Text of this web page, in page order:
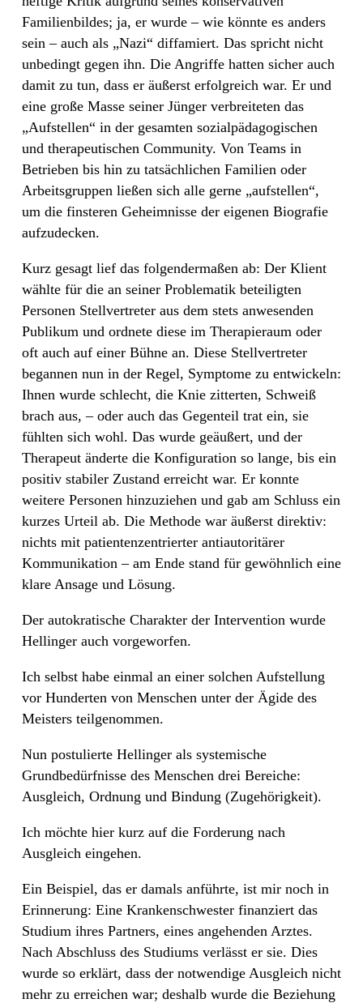
Familienbildes; ja, er wurde – wie könnte es anders
sein – auch als „Nazi“ diffamiert. Das spricht nicht
unbedingt gegen ihn. Die Angriffe hatten sicher auch
damit zu tun, dass er äußerst erfolgreich war. Er und
eine große Masse seiner Jünger verbreiteten das
„Aufstellen“ in der gesamten sozialpädagogischen
und therapeutischen Community. Von Teams in
Betrieben bis hin zu tatsächlichen Familien oder
Arbeitsgruppen ließen sich alle gerne „aufstellen“,
um die finsteren Geheimnisse der eigenen Biografie
aufzudecken.
Kurz gesagt lief das folgendermaßen ab: Der Klient
wählte für die an seiner Problematik beteiligten
Personen Stellvertreter aus dem stets anwesenden
Publikum und ordnete diese im Therapieraum oder
oft auch auf einer Bühne an. Diese Stellvertreter
begannen nun in der Regel, Symptome zu entwickeln:
Ihnen wurde schlecht, die Knie zitterten, Schweiß
brach aus, – oder auch das Gegenteil trat ein, sie
fühlten sich wohl. Das wurde geäußert, und der
Therapeut änderte die Konfiguration so lange, bis ein
positiv stabiler Zustand erreicht war. Er konnte
weitere Personen hinzuziehen und gab am Schluss ein
kurzes Urteil ab. Die Methode war äußerst direktiv:
nichts mit patientenzentrierter antiautoritärer
Kommunikation – am Ende stand für gewöhnlich eine
klare Ansage und Lösung.
Der autokratische Charakter der Intervention wurde
Hellinger auch vorgeworfen.
Ich selbst habe einmal an einer solchen Aufstellung
vor Hunderten von Menschen unter der Ägide des
Meisters teilgenommen.
Nun postulierte Hellinger als systemische
Grundbedürfnisse des Menschen drei Bereiche:
Ausgleich, Ordnung und Bindung (Zugehörigkeit).
Ich möchte hier kurz auf die Forderung nach
Ausgleich eingehen.
Ein Beispiel, das er damals anführte, ist mir noch in
Erinnerung: Eine Krankenschwester finanziert das
Studium ihres Partners, eines angehenden Arztes.
Nach Abschluss des Studiums verlässt er sie. Dies
wurde so erklärt, dass der notwendige Ausgleich nicht
mehr zu erreichen war; deshalb wurde die Beziehung